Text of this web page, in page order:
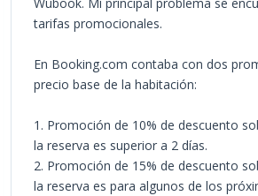
tarifas promocionales.
En Booking.com contaba con dos
precio base de la habitación:
1. Promoción de 10% de descuento
la reserva es superior a 2 días.
2. Promoción de 15% de descuento
la reserva es para algunos de los